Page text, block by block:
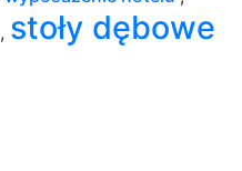
, stoły dębowe